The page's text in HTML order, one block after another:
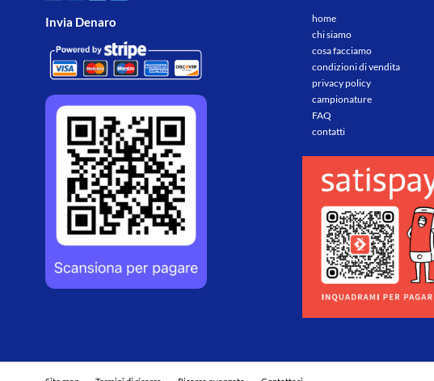
Invia Denaro
home
chi siamo
cosa facciamo
condizioni di vendita
privacy policy
campionature
FAQ
contatti